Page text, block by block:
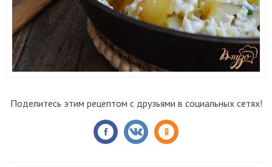
Поделитесь этим рецептом с друзьями в социальных сетях!